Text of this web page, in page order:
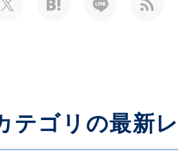
テゴリの最新